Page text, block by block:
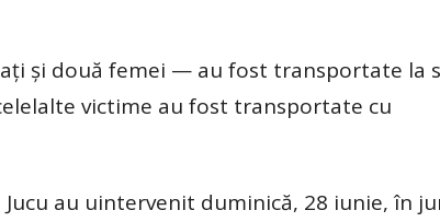
și două femei — au fost transportate la
victime au fost transportate cu
au uintervenit duminică, 28 iunie, în